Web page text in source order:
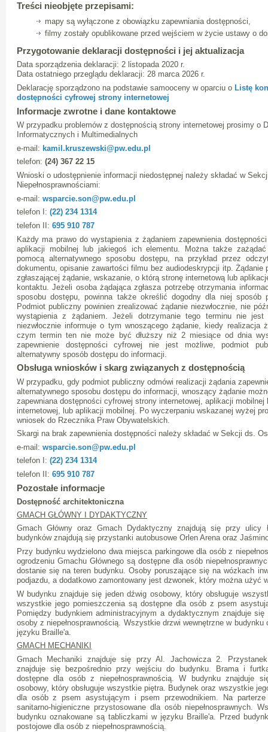
Treści nieobjęte przepisami:
mapy są wyłączone z obowiązku zapewniania dostępności,
filmy zostały opublikowane przed wejściem w życie ustawy o
Przygotowanie deklaracji dostępności i jej aktualizacja
Data sporządzenia deklaracji: 2 listopada 2020 r.
Data ostatniego przeglądu deklaracji: 28 marca 2026 r.
Deklarację sporządzono na podstawie samooceny w oparciu o Listę
dostępności cyfrowej strony internetowej
Informacje zwrotne i dane kontaktowe
W przypadku problemów z dostępnością strony internetowej prosimy o
Informatycznych i Multimedialnych
e-mail: kamil.kruszewski@pw.edu.pl
telefon: (24) 367 22 15
Wnioski o udostępnienie informacji niedostępnej należy składać w
Niepełnosprawnościami:
e-mail: wsparcie.son@pw.edu.pl
telefon I: (22) 234 1314
telefon II: 695 910 787
Każdy ma prawo do wystąpienia z żądaniem zapewnienia
aplikacji mobilnej lub jakiegoś ich elementu. Można także
pomocą alternatywnego sposobu dostępu, na przykład przez
dokumentu, opisanie zawartości filmu bez audiodeskrypcji itp. Żądanie
zgłaszającej żądanie, wskazanie, o którą stronę internetową lub
kontaktu. Jeżeli osoba żądająca zgłasza potrzebę otrzymania
sposobu dostępu, powinna także określić dogodny dla niej sposób
Podmiot publiczny powinien zrealizować żądanie niezwłocznie, nie
wystąpienia z żądaniem. Jeżeli dotrzymanie tego terminu nie jest
niezwłocznie informuje o tym wnoszącego żądanie, kiedy realizacja
czym termin ten nie może być dłuższy niż 2 miesiące od dnia
zapewnienie dostępności cyfrowej nie jest możliwe, podmiot
alternatywny sposób dostępu do informacji.
Obsługa wniosków i skarg związanych z dostępnością
W przypadku, gdy podmiot publiczny odmówi realizacji żądania
alternatywnego sposobu dostępu do informacji, wnoszący żądanie
zapewniana dostępności cyfrowej strony internetowej, aplikacji mobilnej
internetowej, lub aplikacji mobilnej. Po wyczerpaniu wskazanej wyżej
wniosek do Rzecznika Praw Obywatelskich.
Skargi na brak zapewnienia dostępności należy składać w Sekcji ds.
e-mail: wsparcie.son@pw.edu.pl
telefon I: (22) 234 1314
telefon II: 695 910 787
Pozostałe informacje
Dostępność architektoniczna
GMACH GŁÓWNY I DYDAKTYCZNY
Gmach Główny oraz Gmach Dydaktyczny znajdują się przy ulicy
budynków znajdują się przystanki autobusowe Orlen Arena oraz
Przy budynku wydzielono dwa miejsca parkingowe dla osób z
ogrodzeniu Gmachu Głównego są dostępne dla osób
dostanie się na teren budynku. Osoby poruszające się na wózkach
podjazdu, a dodatkowo zamontowany jest dzwonek, który można użyć
W budynku znajduje się jeden dźwig osobowy, który obsługuje
wszystkie jego pomieszczenia są dostępne dla osób z psem
Pomiędzy budynkiem administracyjnym a dydaktycznym znajduje
osoby z niepełnosprawnością. Wszystkie drzwi wewnętrzne w
języku Braille'a.
GMACH MECHANIKI
Gmach Mechaniki znajduje się przy Al. Jachowicza 2. Przystanek
znajduje się bezpośrednio przy wejściu do budynku. Brama i
dostępne dla osób z niepełnosprawnością. W budynku znajduje
osobowy, który obsługuje wszystkie piętra. Budynek oraz wszystkie
dla osób z psem asystującym i psem przewodnikiem. Na parterze
sanitarno-higieniczne przystosowane dla osób niepełnosprawnych.
budynku oznakowane są tabliczkami w języku Braille'a. Przed
postojowe dla osób z niepełnosprawnością.